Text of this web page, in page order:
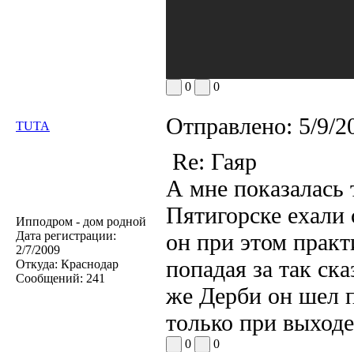
0 0
TUTA Отправлено: 5/9/
Ипподром - дом родной
Дата регистрации:
2/7/2009
Откуда: Краснодар
Сообщений: 241
Re: Гаяр
А мне показалась
Пятигорске
он при этом
попадая за так
же Дерби он шел
только при
0 0